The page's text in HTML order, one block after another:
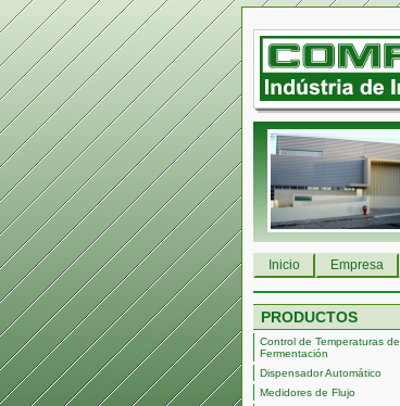
Inicio Empresa
PRODUCTOS
Control de Temperaturas de
Fermentación
Dispensador Automático
Medidores de Flujo